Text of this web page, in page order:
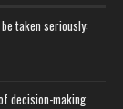
taken seriously:
decision-making